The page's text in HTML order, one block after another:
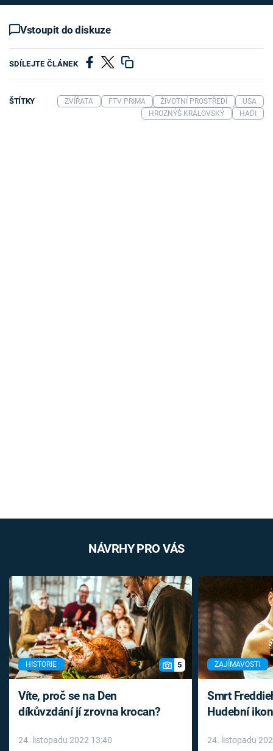
Vstoupit do diskuze
SDÍLEJTE ČLÁNEK
ŠTÍTKY ZVÍŘATA FTV PRIMA ŽIVOTNÍ PROSTŘEDÍ
USA
HROZNÝŠ KRÁLOVSKÝ
HADI
NÁVRHY PRO VÁS
HISTORIE 5
Víte, proč se na Den
díkůvzdání jí zrovna krocan?
24. listopadu 2022 13:40
ZAJÍMAVOSTI
Smrt
Hudební
léky
24. listopadu